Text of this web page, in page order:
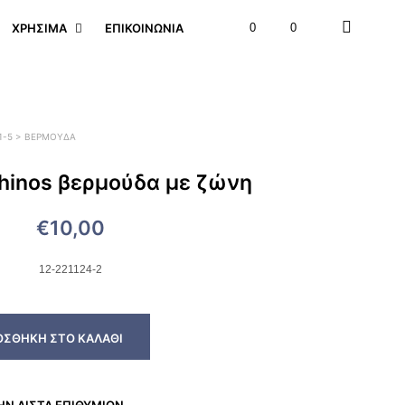
ΧΡΉΣΙΜΑ ΕΠΙΚΟΙΝΩΝΊΑ 0 0
5 > ΒΕΡΜΟΎΔΑ
βερμούδα με ζώνη
€10,00
12-221124-2
ΣΤΟ ΚΑΛΆΘΙ